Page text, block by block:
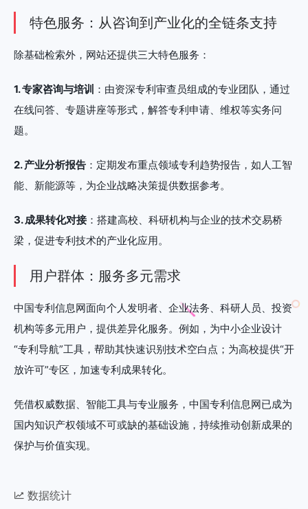
特色服务：从咨询到产业化的全链条支持
除基础检索外，网站还提供三大特色服务：
1. 专家咨询与培训 ：由资深专利审查员组成的专业团队，通过
在线问答、专题讲座等形式，解答专利申请、维权等实务问
题。
2. 产业分析报告 ：定期发布重点领域专利趋势报告，如人工智
能、新能源等，为企业战略决策提供数据参考。
3. 成果转化对接：搭建高校、科研机构与企业的技术交易桥
梁，促进专利技术的产业化应用。
用户群体：服务多元需求
中国专利信息网面向个人发明者、企业法务、科研人员、投资
机构等多元用户，提供差异化服务。例如，为中小企业设计
“专利导航”工具，帮助其快速识别技术空白点；为高校提供“开
放许可”专区，加速专利成果转化。
凭借权威数据、智能工具与专业服务，中国专利信息网已成为
国内知识产权领域不可或缺的基础设施，持续推动创新成果的
保护与价值实现。
数据统计